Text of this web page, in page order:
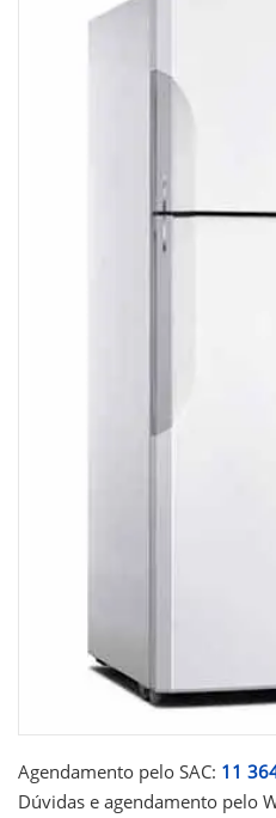
Agendamento pelo SAC: 11
Dúvidas e agendamento pelo